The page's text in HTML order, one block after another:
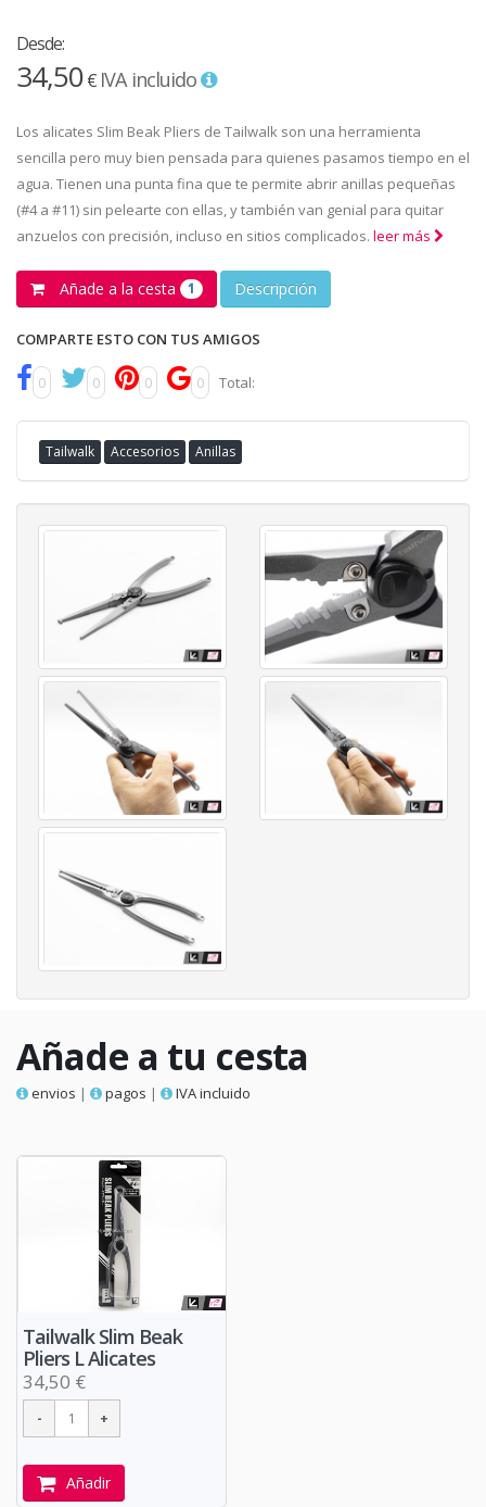
Desde:
34,50€ IVA incluido
Los alicates Slim Beak Pliers de Tailwalk son una herramienta
sencilla pero muy bien pensada para quienes pasamos tiempo en el
agua. Tienen una punta fina que te permite abrir anillas pequeñas
(#4 a #11) sin pelearte con ellas, y también van genial para quitar
anzuelos con precisión, incluso en sitios complicados. leer más
Añade a la cesta 1 Descripción
COMPARTE ESTO CON TUS AMIGOS
0 0 0 0 Total:
Tailwalk Accesorios Anillas
Añade a tu cesta
envios | pagos | IVA incluido
Tailwalk Slim Beak
Pliers L Alicates
34,50 €
Añadir